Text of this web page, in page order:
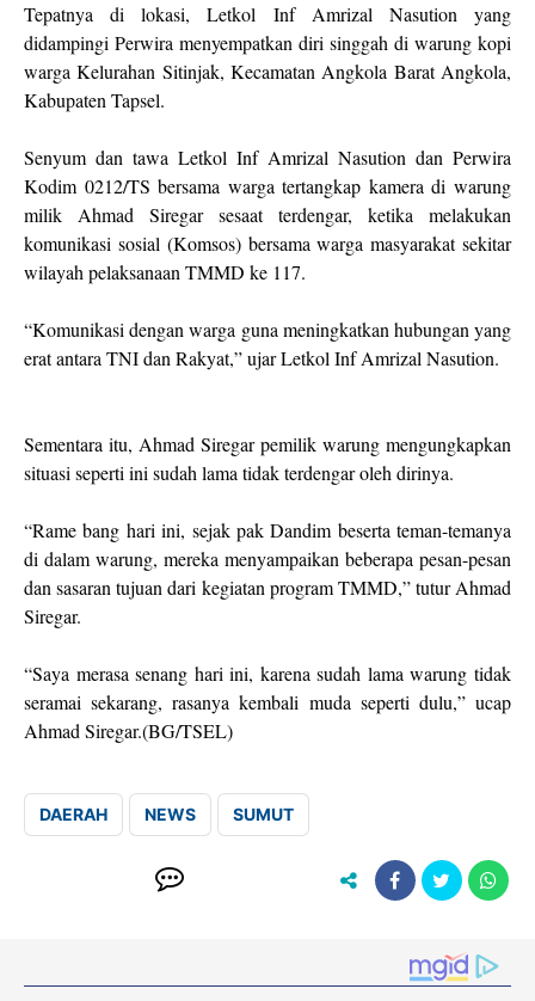
Tepatnya di lokasi, Letkol Inf Amrizal Nasution yang
didampingi Perwira menyempatkan diri singgah di warung kopi
warga Kelurahan Sitinjak, Kecamatan Angkola Barat Angkola,
Kabupaten Tapsel.
Senyum dan tawa Letkol Inf Amrizal Nasution dan Perwira
Kodim 0212/TS bersama warga tertangkap kamera di warung
milik Ahmad Siregar sesaat terdengar, ketika melakukan
komunikasi sosial (Komsos) bersama warga masyarakat sekitar
wilayah pelaksanaan TMMD ke 117.
“Komunikasi dengan warga guna meningkatkan hubungan yang
erat antara TNI dan Rakyat,” ujar Letkol Inf Amrizal Nasution.
Sementara itu, Ahmad Siregar pemilik warung mengungkapkan
situasi seperti ini sudah lama tidak terdengar oleh dirinya.
“Rame bang hari ini, sejak pak Dandim beserta teman-temanya
di dalam warung, mereka menyampaikan beberapa pesan-pesan
dan sasaran tujuan dari kegiatan program TMMD,” tutur Ahmad
Siregar.
“Saya merasa senang hari ini, karena sudah lama warung tidak
seramai sekarang, rasanya kembali muda seperti dulu,” ucap
Ahmad Siregar.(BG/TSEL)
DAERAH NEWS SUMUT